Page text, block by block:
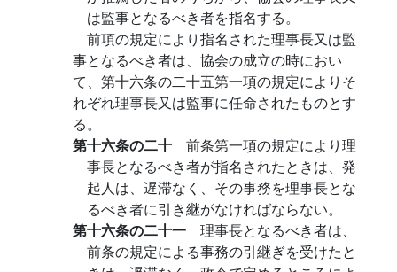
は監事となるべき者を指名する。
前項の規定により指名された理事長又は監
事となるべき者は、協会の成立の時におい
て、第十六条の二十五第一項の規定によりそ
れぞれ理事長又は監事に任命されたものとす
る。
第十六条の二十 前条第一項の規定により理
事長となるべき者が指名されたときは、発
起人は、遅滞なく、その事務を理事長とな
るべき者に引き継がなければならない。
第十六条の二十一 理事長となるべき者は、
前条の規定による事務の引継ぎを受けたと